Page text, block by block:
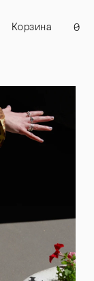
Корзина 0